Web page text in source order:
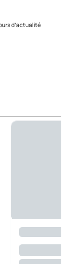
d’actualité